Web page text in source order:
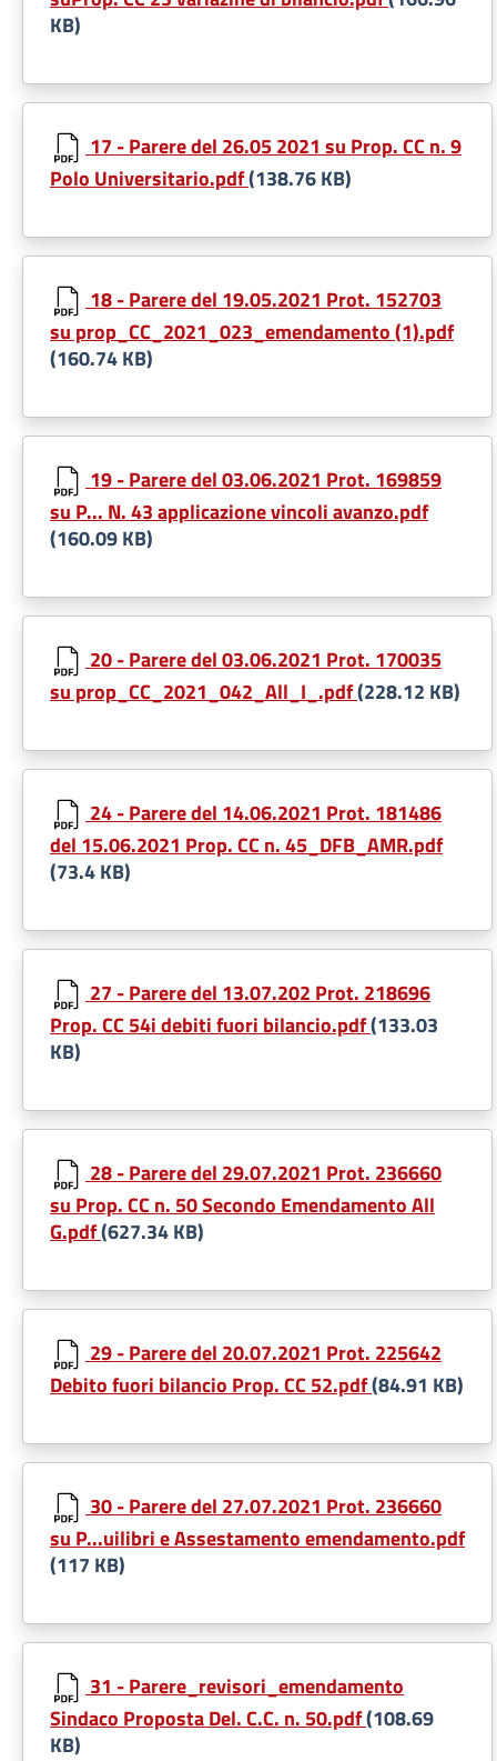
KB)
17 - Parere del 26.05 2021 su Prop. CC n. 9
Polo Universitario.pdf(138.76 KB)
18 - Parere del 19.05.2021 Prot. 152703
su prop_CC_2021_023_emendamento (1).pdf
(160.74 KB)
19 - Parere del 03.06.2021 Prot. 169859
su P... N. 43 applicazione vincoli avanzo.pdf
(160.09 KB)
20 - Parere del 03.06.2021 Prot. 170035
su prop_CC_2021_042_All_I_.pdf(228.12 KB)
24 - Parere del 14.06.2021 Prot. 181486
del 15.06.2021 Prop. CC n. 45_DFB_AMR.pdf
(73.4 KB)
27 - Parere del 13.07.202 Prot. 218696
Prop. CC 54i debiti fuori bilancio.pdf(133.03
KB)
28 - Parere del 29.07.2021 Prot. 236660
su Prop. CC n. 50 Secondo Emendamento All
G.pdf(627.34 KB)
29 - Parere del 20.07.2021 Prot. 225642
Debito fuori bilancio Prop. CC 52.pdf(84.91 KB)
30 - Parere del 27.07.2021 Prot. 236660
su P...uilibri e Assestamento emendamento.pdf
(117 KB)
31 - Parere_revisori_emendamento
Sindaco Proposta Del. C.C. n. 50.pdf(108.69
KB)